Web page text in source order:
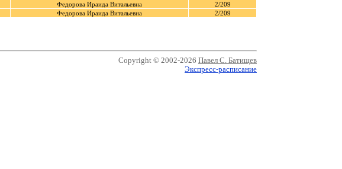
Федорова Ираида Витальевна
2/209
Федорова Ираида Витальевна 2/209
Copyright © 2002-2026 Павел С. Батищев
Экспресс-расписание